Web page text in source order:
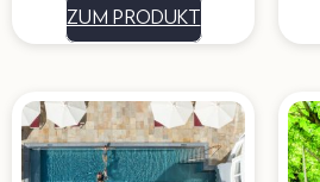
ZUM PRODUKT